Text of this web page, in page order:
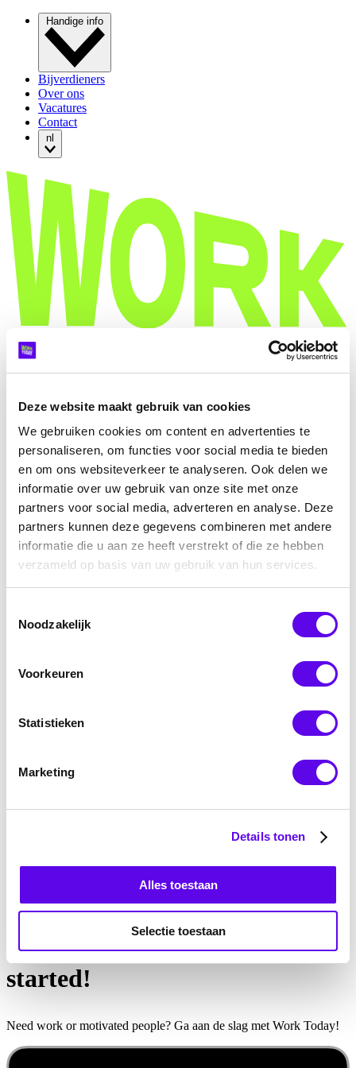
Deze website maakt gebruik van cookies
We gebruiken cookies om content en advertenties te
personaliseren, om functies voor social media te bieden
en om ons websiteverkeer te analyseren. Ook delen we
informatie over uw gebruik van onze site met onze
partners voor social media, adverteren en analyse. Deze
partners kunnen deze gegevens combineren met andere
informatie die u aan ze heeft verstrekt of die ze hebben
verzameld op basis van uw gebruik van hun services.
Noodzakelijk
Voorkeuren
Statistieken
Marketing
Details tonen
Alles toestaan
Selectie toestaan
Handige info
Bijverdieners
Over ons
Vacatures
Contact
nl
Hoe werkt het
Sectoren
Registreer
Boek een demo
Download de app& let’s get
started!
Need work or motivated people? Ga aan de slag met Work Today!